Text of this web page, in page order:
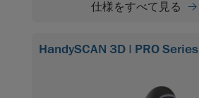
仕様をすべて見る
HandySCAN 3D | PRO Series